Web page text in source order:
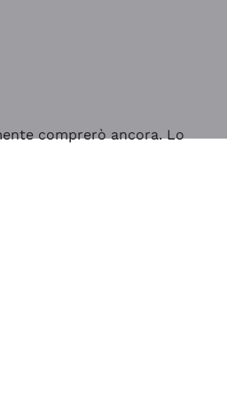
comprerò ancora. Lo